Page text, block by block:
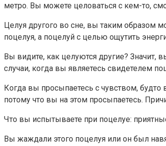
метро. Вы можете целоваться с кем-то,
Целуя другого во сне, вы таким образом
поцелуя, а поцелуй с целью ощутить
Вы видите, как целуются другие? Значит,
случаи, когда вы являетесь свидетелем
Когда вы просыпаетесь с чувством, будто
потому что вы на этом просыпаетесь.
Что вы испытываете при поцелуе:
Вы жаждали этого поцелуя или он был